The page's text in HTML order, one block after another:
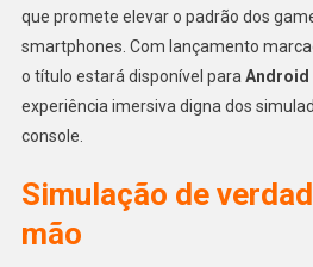
que promete elevar o padrão dos
smartphones. Com lançamento
o título estará disponível para Android
experiência imersiva digna dos
console.
Simulação de
mão